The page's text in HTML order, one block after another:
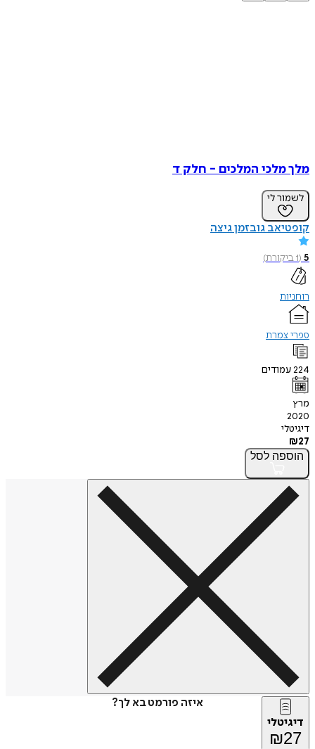
מלך מלכי המלכים - חלק ד
לשמור לי
קופטיאב גובזמן גיצה
5
(
1ביקורת)
רוחניות
ספרי צמרת
224עמודים
מרץ
2020
דיגיטלי
₪27
הוספה לסל
איזה פורמט בא לך?
דיגיטלי
₪27